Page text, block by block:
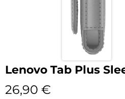
Lenovo Tab Plus
26,90 €